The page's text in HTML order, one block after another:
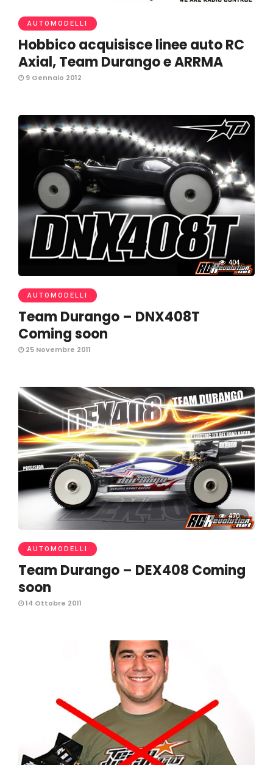
AUTOMODELLI
Hobbico acquisisce linee auto RC
Axial, Team Durango e ARRMA
9 Gennaio 2012
404
AUTOMODELLI
Team Durango – DNX408T
Coming soon
25 Novembre 2011
470
AUTOMODELLI
Team Durango – DEX408 Coming
soon
14 Ottobre 2011